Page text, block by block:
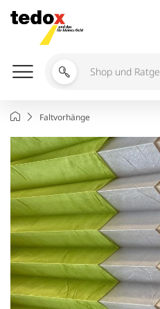
Inhalt
springen
Shop
durchsuchen
StartseiteFaltvorhänge